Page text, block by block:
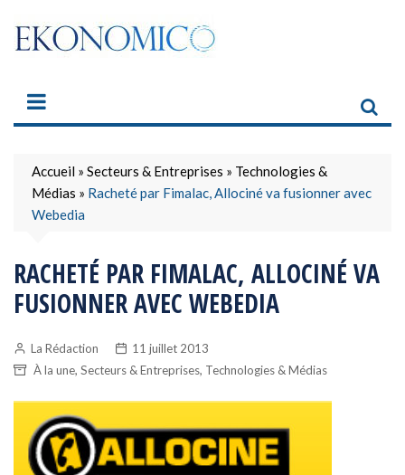
content
Accueil » Secteurs & Entreprises » Technologies &
Médias » Racheté par Fimalac, Allociné va fusionner avec
Webedia
RACHETÉ PAR FIMALAC, ALLOCINÉ VA
FUSIONNER AVEC WEBEDIA
La Rédaction
11 juillet 2013
À la une, Secteurs & Entreprises, Technologies & Médias